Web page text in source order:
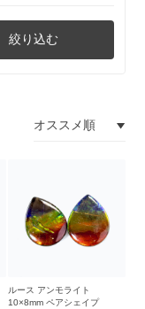
絞り込む
ルース アンモライト
10×8mm ペアシェイプ